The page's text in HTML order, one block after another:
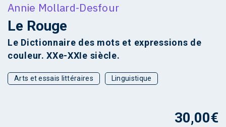
Annie Mollard-Desfour
Le Rouge
Le Dictionnaire des mots et expressions de
couleur. XXe-XXIe siècle.
Arts et essais littéraires Linguistique
30,00€